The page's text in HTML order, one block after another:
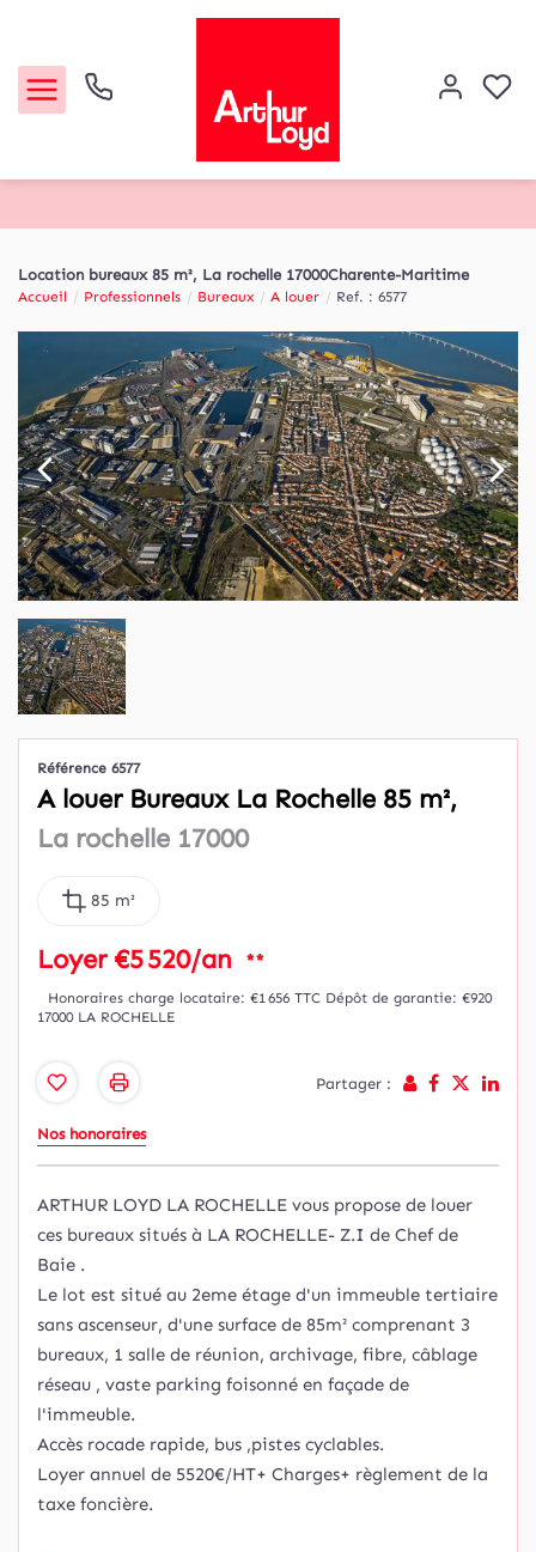
Etude de marché
Notre Agence
Contact
Location bureaux 85 m², La rochelle 17000Charente-Maritime
Accueil Professionnels Bureaux A louer Ref. : 6577
Référence 6577
A louer Bureaux La Rochelle 85 m²,
La rochelle 17000
85 m²
Loyer €5 520/an **
Honoraires charge locataire: €1 656 TTC Dépôt de garantie: €920
17000 LA ROCHELLE
Partager :
Nos honoraires
ARTHUR LOYD LA ROCHELLE vous propose de louer
ces bureaux situés à LA ROCHELLE- Z.I de Chef de
Baie .
Le lot est situé au 2eme étage d'un immeuble tertiaire
sans ascenseur, d'une surface de 85m² comprenant 3
bureaux, 1 salle de réunion, archivage, fibre, câblage
réseau , vaste parking foisonné en façade de
l'immeuble.
Accès rocade rapide, bus ,pistes cyclables.
Loyer annuel de 5520€/HT+ Charges+ règlement de la
taxe foncière.